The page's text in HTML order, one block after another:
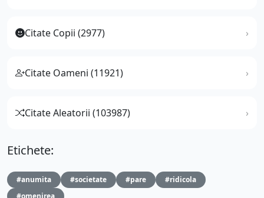
Citate Copii (2977)
Citate Oameni (11921)
Citate Aleatorii (103987)
Etichete:
#anumita #societate #pare
#ridicola
#omenirea